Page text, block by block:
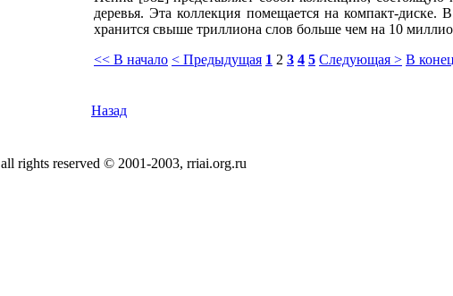
деревья. Эта коллекция помещается на компакт-
хранится свыше триллиона слов больше чем на 10
<< В начало < Предыдущая 1 2 3 4 5 Следующая > В
Назад
all rights reserved © 2001-2003, rriai.org.ru